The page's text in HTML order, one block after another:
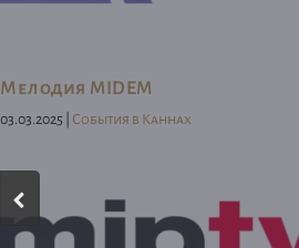
Мелодия MIDEM
03.03.2025 | События в Каннах